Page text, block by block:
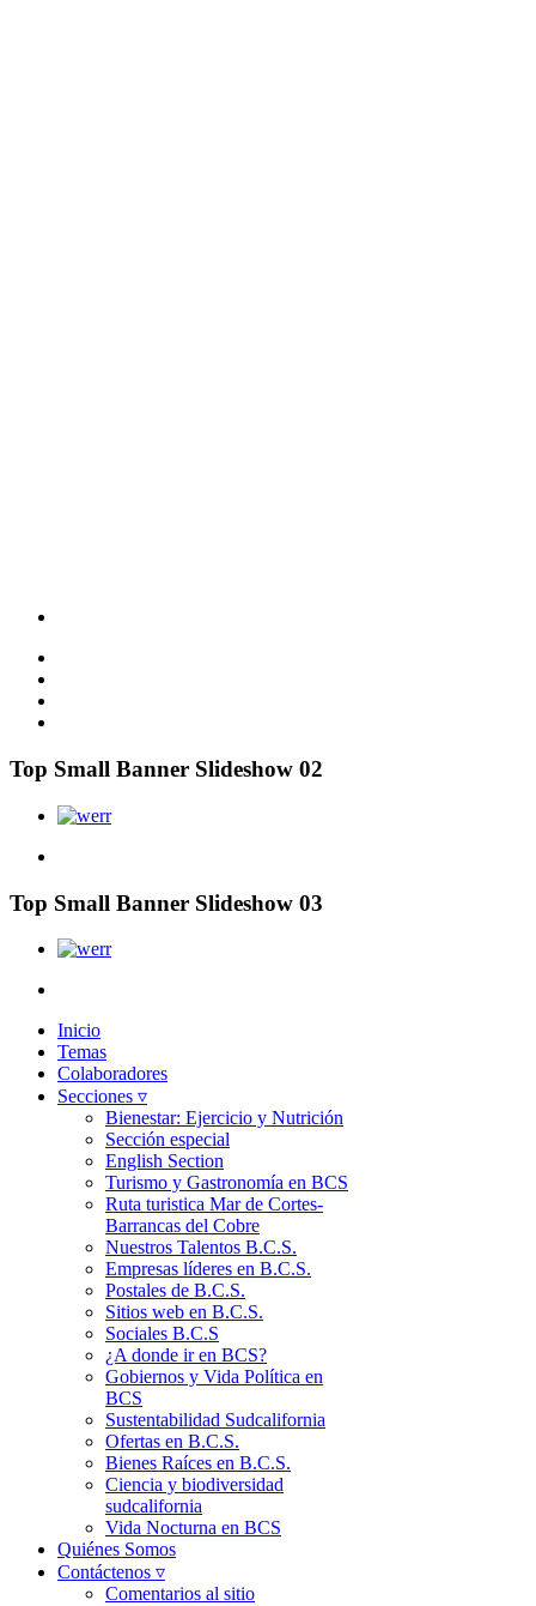
Top Small Banner Slideshow 02
Top Small Banner Slideshow 03
Inicio
Temas
Colaboradores
Secciones ▿
Bienestar: Ejercicio y Nutrición
Sección especial
English Section
Turismo y Gastronomía en BCS
Ruta turistica Mar de Cortes-
Barrancas del Cobre
Nuestros Talentos B.C.S.
Empresas líderes en B.C.S.
Postales de B.C.S.
Sitios web en B.C.S.
Sociales B.C.S
¿A donde ir en BCS?
Gobiernos y Vida Política en
BCS
Sustentabilidad Sudcalifornia
Ofertas en B.C.S.
Bienes Raíces en B.C.S.
Ciencia y biodiversidad
sudcalifornia
Vida Nocturna en BCS
Quiénes Somos
Contáctenos ▿
Comentarios al sitio